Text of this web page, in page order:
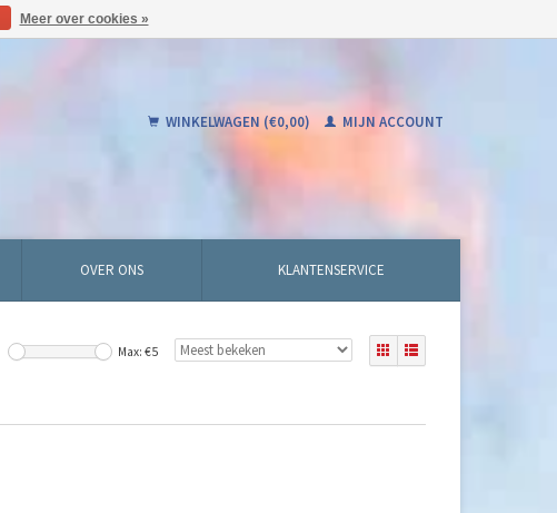
WINKELWAGEN (€0,00) MIJN ACCOUNT
OVER ONS KLANTENSERVICE
Max: €5
Meer over cookies »